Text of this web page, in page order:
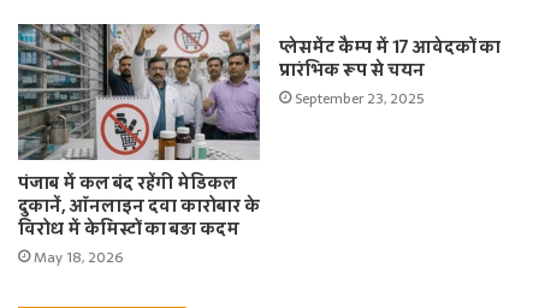
पंजाब में कल बंद रहेंगी मेडिकल
दुकानें, ऑनलाइन दवा कारोबार के
विरोध में केमिस्टों का बड़ा कदम
May 18, 2026
प्लेसमेंट कैम्प में 17 आवेदकों का
प्रारंभिक रूप से चयन
September 23, 2025